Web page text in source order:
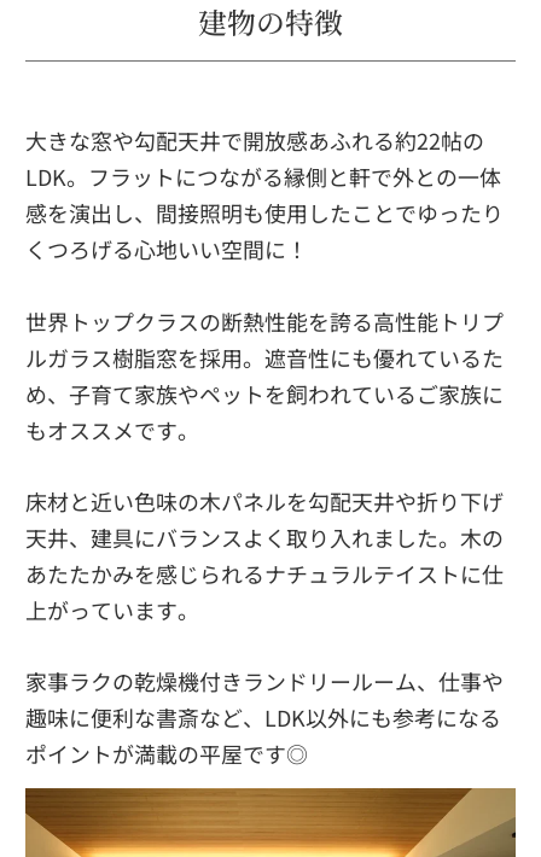
建物の特徴
大きな窓や勾配天井で開放感あふれる約22帖の
LDK。フラットにつながる縁側と軒で外との一体
感を演出し、間接照明も使用したことでゆったり
くつろげる心地いい空間に！
世界トップクラスの断熱性能を誇る高性能トリプ
ルガラス樹脂窓を採用。遮音性にも優れているた
め、子育て家族やペットを飼われているご家族に
もオススメです。
床材と近い色味の木パネルを勾配天井や折り下げ
天井、建具にバランスよく取り入れました。木の
あたたかみを感じられるナチュラルテイストに仕
上がっています。
家事ラクの乾燥機付きランドリールーム、仕事や
趣味に便利な書斎など、LDK以外にも参考になる
ポイントが満載の平屋です◎